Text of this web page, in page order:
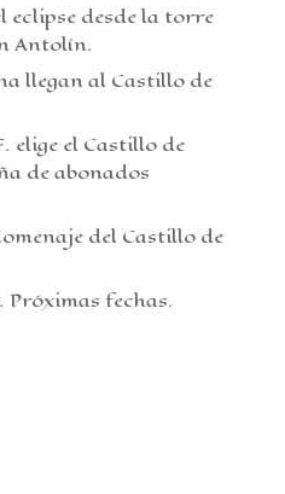
eclipse desde la torre
Antolín.
llegan al Castillo de
elige el Castillo de
de abonados
del Castillo de
fechas.